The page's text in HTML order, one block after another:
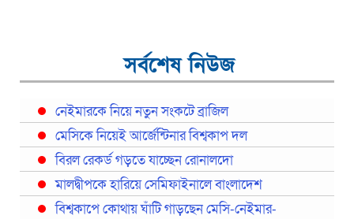
সর্বশেষ নিউজ
নেইমারকে নিয়ে নতুন সংকটে ব্রাজিল
মেসিকে নিয়েই আর্জেন্টিনার বিশ্বকাপ দল
বিরল রেকর্ড গড়তে যাচ্ছেন রোনালদো
মালদ্বীপকে হারিয়ে সেমিফাইনালে বাংলাদেশ
বিশ্বকাপে কোথায় ঘাঁটি গাড়ছেন মেসি-নেইমার-